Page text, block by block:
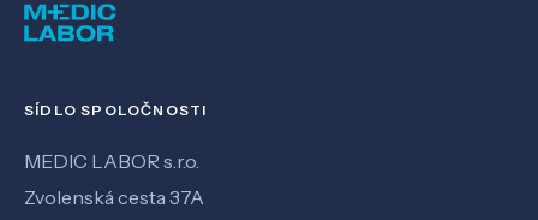
SÍDLO SPOLOČNOSTI
MEDIC LABOR s.r.o.
Zvolenská cesta 37A